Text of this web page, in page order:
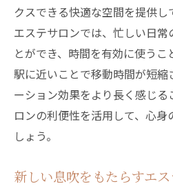
クスできる快適な空間を提供
エステサロンでは、忙しい日
とができ、時間を有効に使うこ
駅に近いことで移動時間が短
ーション効果をより長く感じ
ロンの利便性を活用して、心
しょう。
新しい息吹をもたらすエ